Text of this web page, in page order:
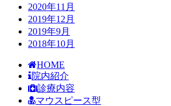
2020年11月
2019年12月
2019年9月
2018年10月
HOME
院内紹介
診療内容
マウスピース型